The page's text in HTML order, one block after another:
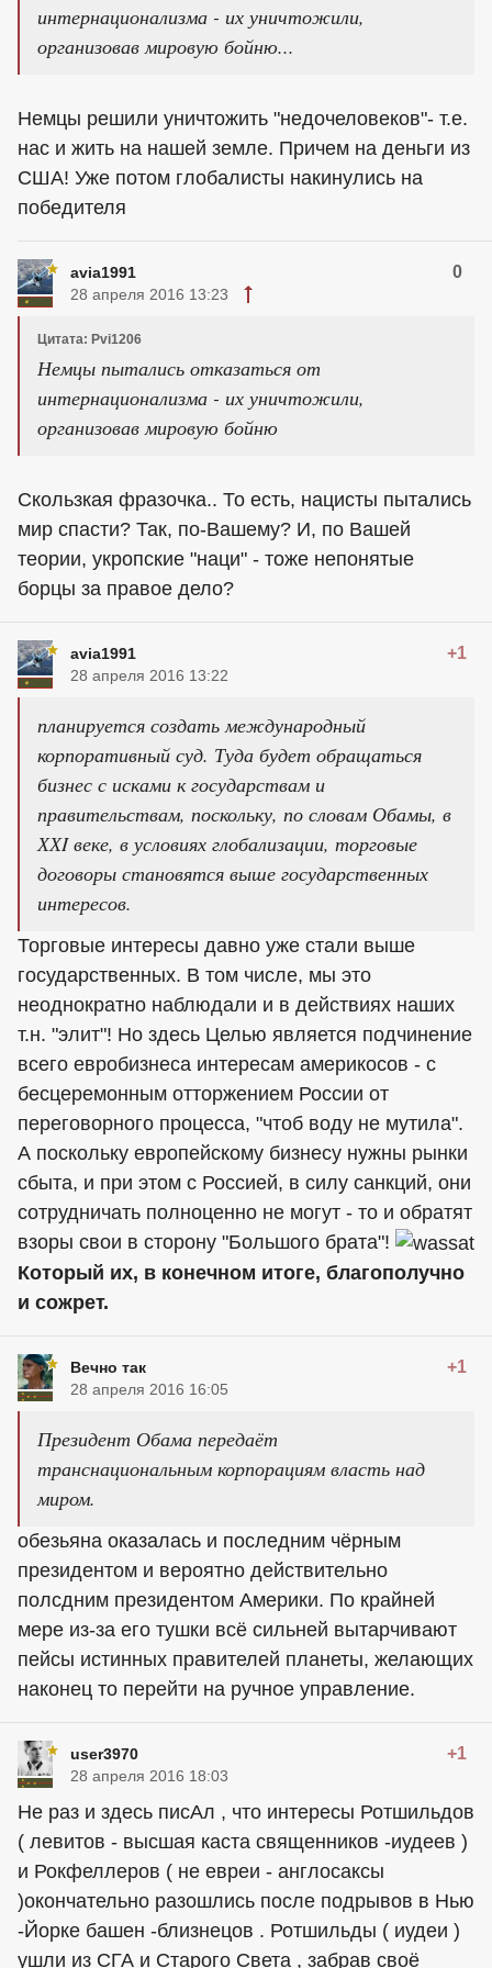
интернационализма - их уничтожили,
организовав мировую бойню...
Немцы решили уничтожить "недочеловеков"- т.е.
нас и жить на нашей земле. Причем на деньги из
США! Уже потом глобалисты накинулись на
победителя
avia1991 0
28 апреля 2016 13:23
Цитата: Pvi1206
Немцы пытались отказаться от
интернационализма - их уничтожили,
организовав мировую бойню
Скользкая фразочка.. То есть, нацисты пытались
мир спасти? Так, по-Вашему? И, по Вашей
теории, укропские "наци" - тоже непонятые
борцы за правое дело?
avia1991 +1
28 апреля 2016 13:22
планируется создать международный
корпоративный суд. Туда будет обращаться
бизнес с исками к государствам и
правительствам, поскольку, по словам Обамы, в
ХХI веке, в условиях глобализации, торговые
договоры становятся выше государственных
интересов.
Торговые интересы давно уже стали выше
государственных. В том числе, мы это
неоднократно наблюдали и в действиях наших
т.н. "элит"! Но здесь Целью является подчинение
всего евробизнеса интересам америкосов - с
бесцеремонным отторжением России от
переговорного процесса, "чтоб воду не мутила".
А поскольку европейскому бизнесу нужны рынки
сбыта, и при этом с Россией, в силу санкций, они
сотрудничать полноценно не могут - то и обратят
взоры свои в сторону "Большого брата"!
Который их, в конечном итоге, благополучно
и сожрет.
Вечно так +1
28 апреля 2016 16:05
Президент Обама передаёт
транснациональным корпорациям власть над
миром.
обезьяна оказалась и последним чёрным
президентом и вероятно действительно
полсдним президентом Америки. По крайней
мере из-за его тушки всё сильней вытарчивают
пейсы истинных правителей планеты, желающих
наконец то перейти на ручное управление.
user3970 +1
28 апреля 2016 18:03
Не раз и здесь писАл , что интересы Ротшильдов
( левитов - высшая каста священников -иудеев )
и Рокфеллеров ( не евреи - англосаксы
)окончательно разошлись после подрывов в Нью
-Йорке башен -близнецов . Ротшильды ( иудеи )
ушли из СГА и Старого Света , забрав своё